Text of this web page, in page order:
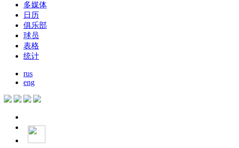
多媒体
日历
俱乐部
球员
表格
统计
rus
eng